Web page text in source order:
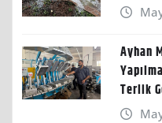
Ayhan
Terlik